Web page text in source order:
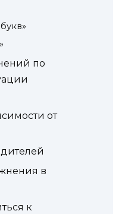
по
от
в
к